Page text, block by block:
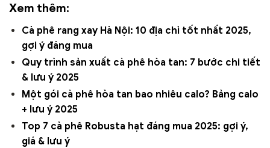
Xem thêm:
Cà phê rang xay Hà Nội: 10 địa chỉ tốt nhất 2025,
gợi ý đáng mua
Quy trình sản xuất cà phê hòa tan: 7 bước chi tiết
& lưu ý 2025
Một gói cà phê hòa tan bao nhiêu calo? Bảng calo
+ lưu ý 2025
Top 7 cà phê Robusta hạt đáng mua 2025: gợi ý,
giá & lưu ý